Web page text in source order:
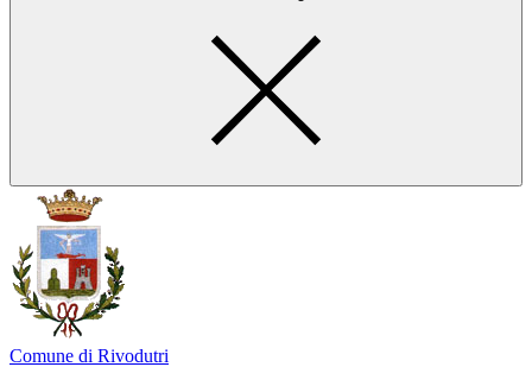
Comune di Rivodutri